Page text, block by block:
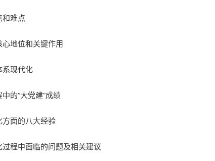
难点
地位和关键作用
现代化
的“大党建”成绩
面的八大经验
程中面临的问题及相关建议